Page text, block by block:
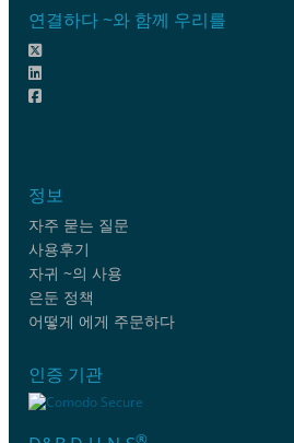
연결하다 ~와 함께 우리를
정보
자주 묻는 질문
사용후기
자귀 ~의 사용
은둔 정책
어떻게 에게 주문하다
인증 기관
®